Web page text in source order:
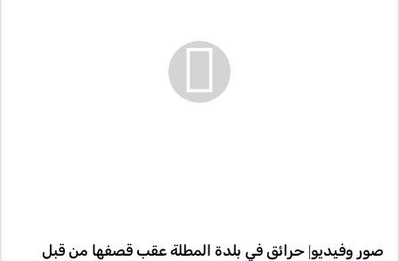
صور وفيديو| حرائق في بلدة المطلة عقب قصفها من قبل